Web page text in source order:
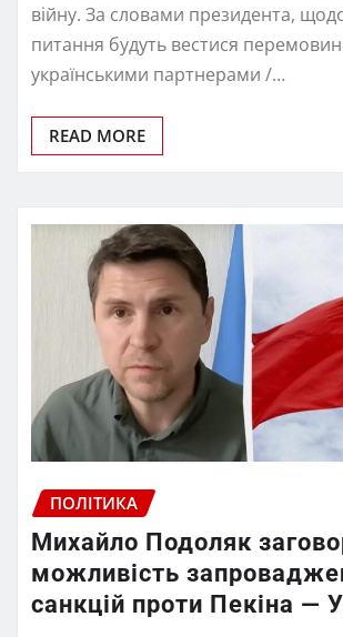
війну. За словами президента,
питання будуть вестися
українськими партнерами /…
READ MORE
ПОЛІТИКА
Михайло Подоляк
можливість
санкцій проти Пекіна —